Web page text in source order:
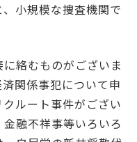
小規模な捜査機関で
絡むものがございま
関係事犯について申
ルート事件がござい
融不祥事等いろいろ